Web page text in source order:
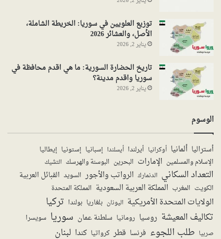
توزيع العلويين في سوريا: الخريطة الشاملة،
الأصل، والعشائر 2026
يناير 2, 2026
تاريخ الحضارة السورية: ما هي اقدم محافظة في
سوريا واقدم مدينة؟
يناير 2, 2026
الوسوم
أستراليا ألمانيا أوكرانيا أيرلندا أيسلندا إسبانيا إستونيا إيطاليا
الإسلام والمسلمين الإمارات البحرين البوسنة والهرسك التشيك
التعداد السكاني الدنمارك الرواتب والأجور السويد القبائل العربية
الكويت المغرب المملكة العربية السعودية المملكة المتحدة
الولايات المتحدة الأمريكية اليونان بلغاريا بولندا تركيا
تكاليف المعيشة روسيا رومانيا سلطنة عمان سوريا سويسرا
صربيا طلب اللجوء فرنسا قطر كرواتيا كندا لبنان